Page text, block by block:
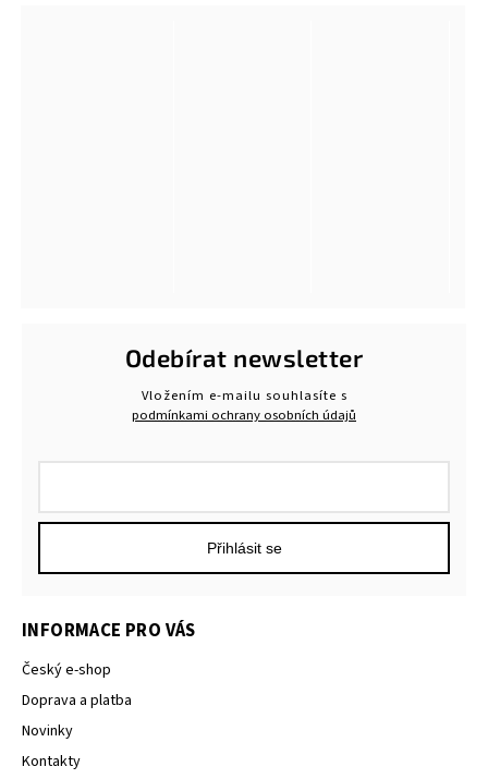
INFORMACE PRO VÁS
Český e-shop
Doprava a platba
Novinky
Kontakty
Odebírat newsletter
Vložením e-mailu souhlasíte s
podmínkami ochrany osobních údajů
Přihlásit se